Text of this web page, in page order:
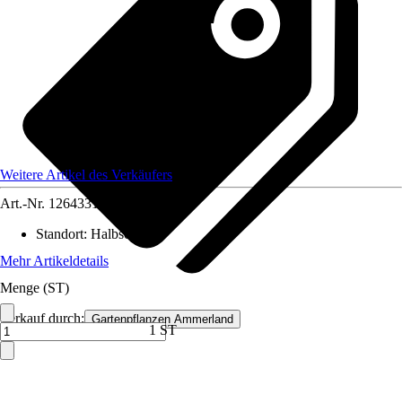
Verkauf durch: Gartenpflanzen Ammerland
Weitere Artikel des Verkäufers
Art.-Nr. 12643316
Standort: Halbschatten
Mehr Artikeldetails
Menge (ST)
1 ST